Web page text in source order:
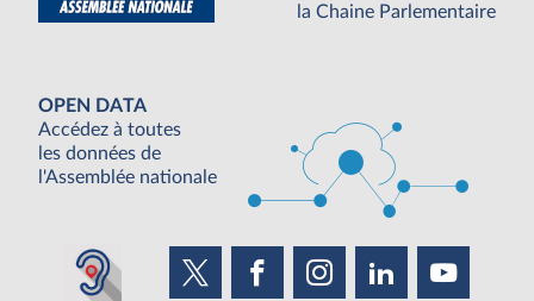
la Chaine Parlementaire
OPEN DATA
Accédez à toutes
les données de
l'Assemblée nationale